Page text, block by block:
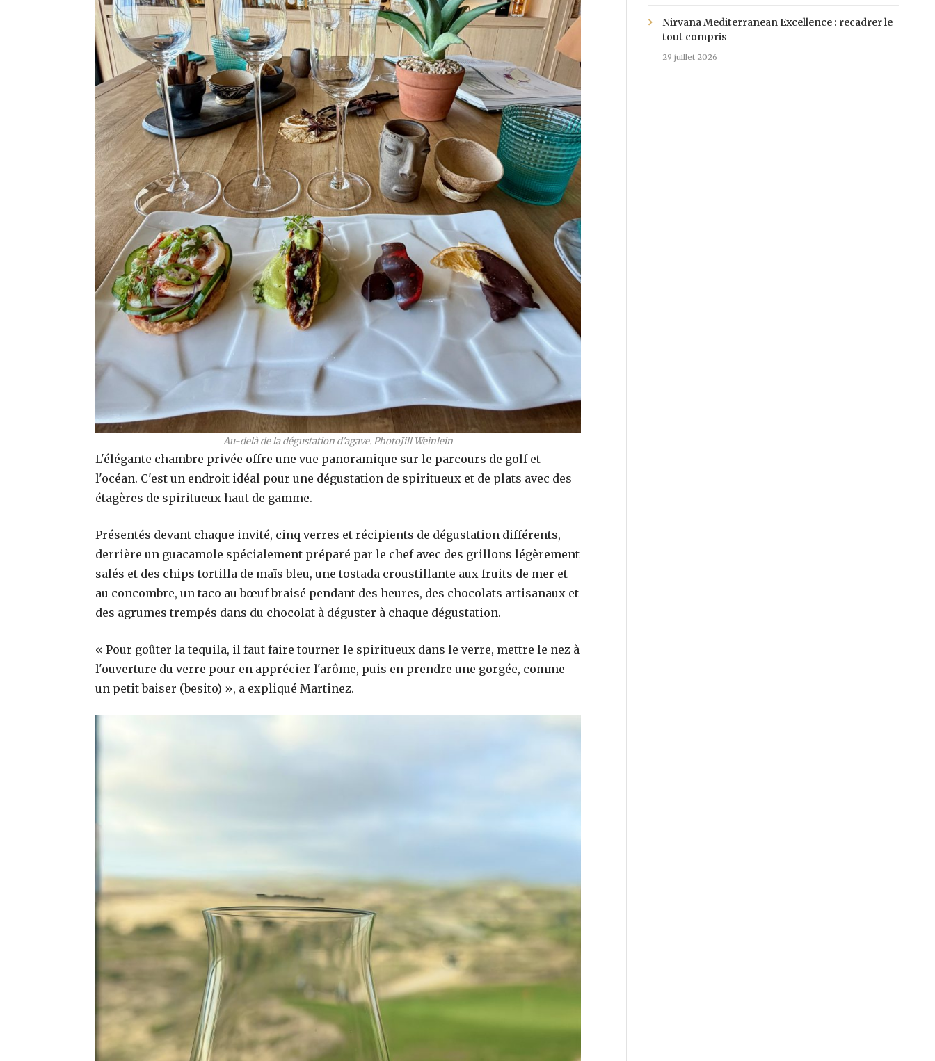
Au-delà de la dégustation d'agave. PhotoJill Weinlein
L'élégante chambre privée offre une vue panoramique sur le parcours de golf et
l'océan. C'est un endroit idéal pour une dégustation de spiritueux et de plats avec des
étagères de spiritueux haut de gamme.
Présentés devant chaque invité, cinq verres et récipients de dégustation différents,
derrière un guacamole spécialement préparé par le chef avec des grillons légèrement
salés et des chips tortilla de maïs bleu, une tostada croustillante aux fruits de mer et
au concombre, un taco au bœuf braisé pendant des heures, des chocolats artisanaux et
des agrumes trempés dans du chocolat à déguster à chaque dégustation.
« Pour goûter la tequila, il faut faire tourner le spiritueux dans le verre, mettre le nez à
l'ouverture du verre pour en apprécier l'arôme, puis en prendre une gorgée, comme
un petit baiser (besito) », a expliqué Martinez.
Nirvana Mediterranean Excellence : recadrer le
tout compris
29 juillet 2026